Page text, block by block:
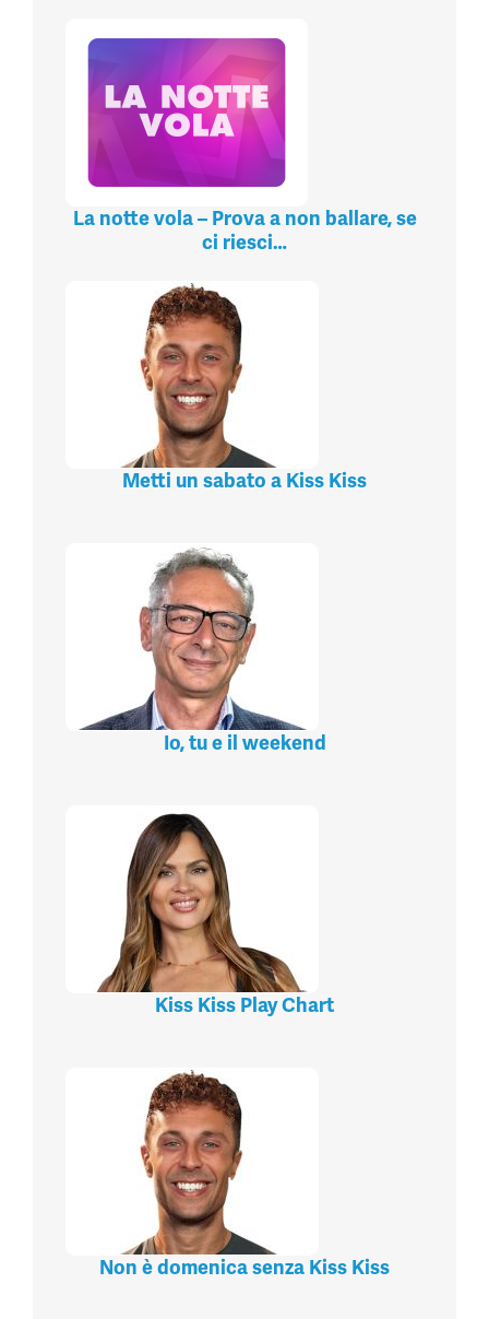
La notte vola – Prova a non ballare, se
ci riesci…
Metti un sabato a Kiss Kiss
Io, tu e il weekend
Kiss Kiss Play Chart
Non è domenica senza Kiss Kiss